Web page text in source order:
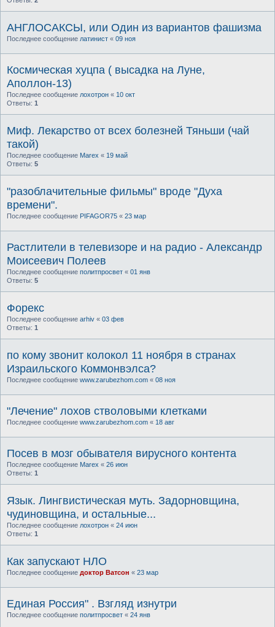
АНГЛОСАКСЫ, или Один из вариантов фашизма
Последнее сообщение латинист « 09 ноя
Космическая хуцпа ( высадка на Луне,
Аполлон-13)
Последнее сообщение лохотрон « 10 окт
Ответы: 1
Миф. Лекарство от всех болезней Тяньши (чай
такой)
Последнее сообщение Marex « 19 май
Ответы: 5
"разоблачительные фильмы" вроде "Духа
времени".
Последнее сообщение PIFAGOR75 « 23 мар
Растлители в телевизоре и на радио - Александр
Моисеевич Полеев
Последнее сообщение политпросвет « 01 янв
Ответы: 5
Форекс
Последнее сообщение arhiv « 03 фев
Ответы: 1
по кому звонит колокол 11 ноября в странах
Израильского Коммонвэлса?
Последнее сообщение www.zarubezhom.com « 08 ноя
"Лечение" лохов стволовыми клетками
Последнее сообщение www.zarubezhom.com « 18 авг
Посев в мозг обывателя вирусного контента
Последнее сообщение Marex « 26 июн
Ответы: 1
Язык. Лингвистическая муть. Задорновщина,
чудиновщина, и остальные...
Последнее сообщение лохотрон « 24 июн
Ответы: 1
Как запускают НЛО
Последнее сообщение доктор Ватсон « 23 мар
Единая Россия" . Взгляд изнутри
Последнее сообщение политпросвет « 24 янв